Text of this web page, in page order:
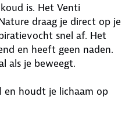
is. Het Venti
draag je direct op je
snel af. Het
en heeft geen naden.
als je beweegt.
en houdt je lichaam op
zwart of roze.